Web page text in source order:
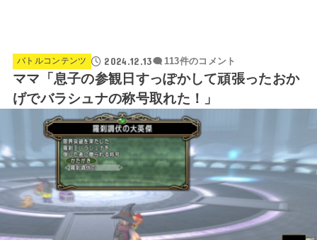
バトルコンテンツ 2024.12.13 113件のコメント
ママ「息子の参観日すっぽかして頑張ったおか
げでバラシュナの称号取れた！」